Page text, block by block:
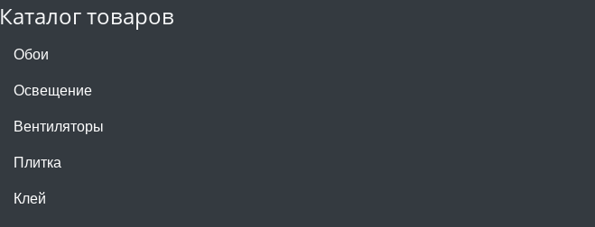
Каталог товаров
Обои
Освещение
Вентиляторы
Плитка
Клей